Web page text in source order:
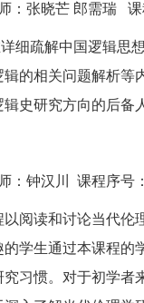
：张晓芒 郎需瑞 课
细疏解中国逻辑思
的相关问题解析等
史研究方向的后备
：钟汉川 课程序号：
以阅读和讨论当代
学生通过本课程
习惯。对于初学